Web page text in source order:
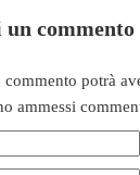
un commento
commento potrà
ammessi